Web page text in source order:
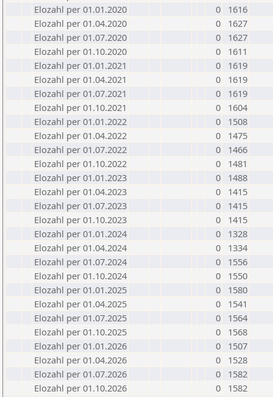
Elozahl per 01.01.2020
0
1616
Elozahl per 01.04.2020
0
1627
Elozahl per 01.07.2020
0
1627
Elozahl per 01.10.2020
0
1611
Elozahl per 01.01.2021
0
1619
Elozahl per 01.04.2021
0
1619
Elozahl per 01.07.2021
0
1619
Elozahl per 01.10.2021
0
1604
Elozahl per 01.01.2022
0
1508
Elozahl per 01.04.2022
0
1475
Elozahl per 01.07.2022
0
1466
Elozahl per 01.10.2022
0
1481
Elozahl per 01.01.2023
0
1488
Elozahl per 01.04.2023
0
1415
Elozahl per 01.07.2023
0
1415
Elozahl per 01.10.2023
0
1415
Elozahl per 01.01.2024
0
1328
Elozahl per 01.04.2024
0
1334
Elozahl per 01.07.2024
0
1556
Elozahl per 01.10.2024
0
1550
Elozahl per 01.01.2025
0
1580
Elozahl per 01.04.2025
0
1541
Elozahl per 01.07.2025
0
1564
Elozahl per 01.10.2025
0
1568
Elozahl per 01.01.2026
0
1507
Elozahl per 01.04.2026
0
1528
Elozahl per 01.07.2026
0
1582
Elozahl per 01.10.2026
0 1582